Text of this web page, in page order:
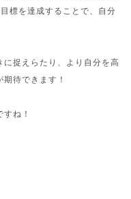
標を達成することで、自分
捉えらたり、より自分を高
待できます！
ね！